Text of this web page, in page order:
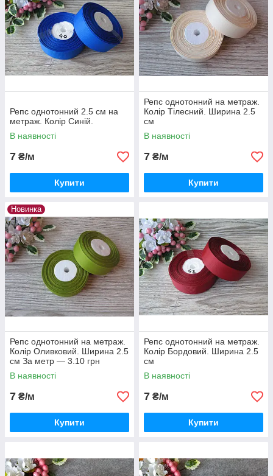
Репс однотонний 2.5 см на
метраж. Колір Синій.
В наявності
7 ₴/м
Купити
Репс однотонний на метраж.
Колір Тілесний. Ширина 2.5
см
В наявності
7 ₴/м
Купити
Новинка
Репс однотонний на метраж.
Колір Оливковий. Ширина 2.5
см За метр — 3.10 грн
В наявності
7 ₴/м
Купити
Репс однотонний на метраж.
Колір Бордовий. Ширина 2.5
см
В наявності
7 ₴/м
Купити